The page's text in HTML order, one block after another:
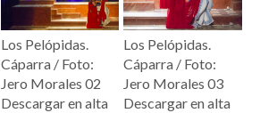
Los Pelópidas.
Cáparra / Foto:
Jero Morales 02
Descargar en alta
Los Pelópidas.
Cáparra / Foto:
Jero Morales 03
Descargar en alta